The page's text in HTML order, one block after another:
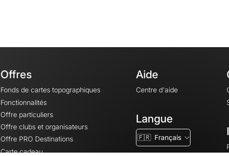
Offres
Fonds de cartes topographiques
Fonctionnalités
Offre particuliers
Offre clubs et organisateurs
Offre PRO Destinations
Carte cadeau
Aide
Centre d'aide
Langue
🇫🇷 Français